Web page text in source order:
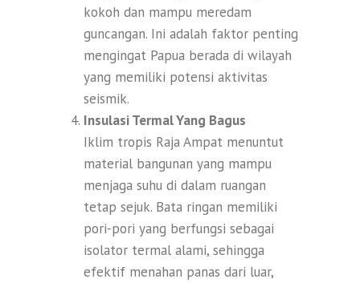
kokoh dan mampu meredam
guncangan. Ini adalah faktor penting
mengingat Papua berada di wilayah
yang memiliki potensi aktivitas
seismik.
Insulasi Termal Yang Bagus
Iklim tropis Raja Ampat menuntut
material bangunan yang mampu
menjaga suhu di dalam ruangan
tetap sejuk. Bata ringan memiliki
pori-pori yang berfungsi sebagai
isolator termal alami, sehingga
efektif menahan panas dari luar,